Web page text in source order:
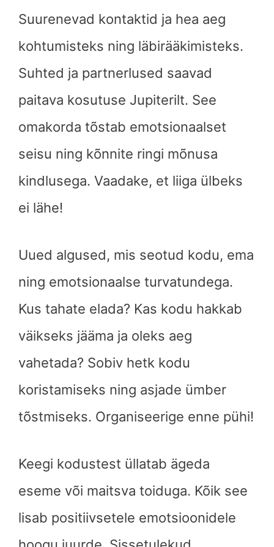
Suurenevad kontaktid ja hea aeg
kohtumisteks ning läbirääkimisteks.
Suhted ja partnerlused saavad
paitava kosutuse Jupiterilt. See
omakorda tõstab emotsionaalset
seisu ning kõnnite ringi mõnusa
kindlusega. Vaadake, et liiga ülbeks
ei lähe!
Uued algused, mis seotud kodu, ema
ning emotsionaalse turvatundega.
Kus tahate elada? Kas kodu hakkab
väikseks jääma ja oleks aeg
vahetada? Sobiv hetk kodu
koristamiseks ning asjade ümber
tõstmiseks. Organiseerige enne pühi!
Keegi kodustest üllatab ägeda
eseme või maitsva toiduga. Kõik see
lisab positiivsetele emotsioonidele